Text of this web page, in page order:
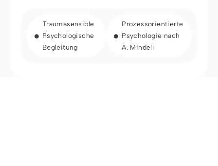
Traumasensible
Psychologische
Begleitung
Prozessorientierte
Psychologie nach
A. Mindell